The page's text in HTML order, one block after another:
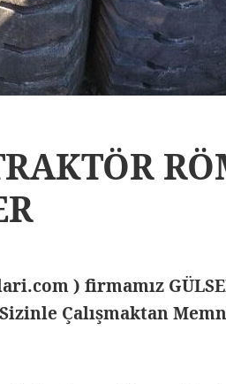
) firmamız
Çalışmaktan